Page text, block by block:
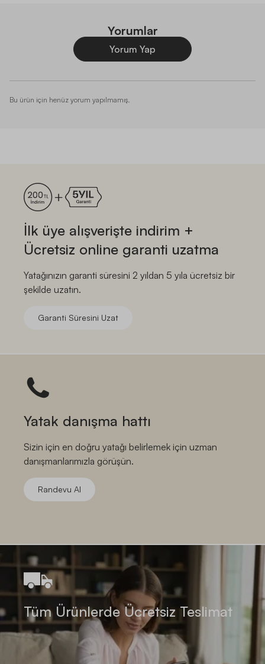
Yorumlar
Yorum Yap
Bu ürün için henüz yorum yapılmamış.
İlk üye alışverişte indirim +
Ücretsiz online garanti uzatma
Yatağınızın garanti süresini 2 yıldan 5 yıla ücretsiz bir
şekilde uzatın.
Garanti Süresini Uzat
Yatak danışma hattı
Sizin için en doğru yatağı belirlemek için uzman
danışmanlarımızla görüşün.
Randevu Al
Tüm Ürünlerde Ücretsiz Teslimat